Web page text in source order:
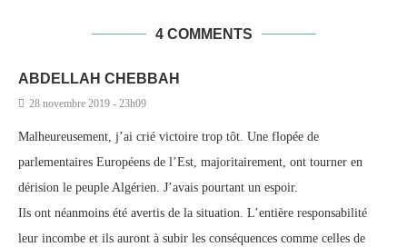
4 COMMENTS
ABDELLAH CHEBBAH
28 novembre 2019 - 23h09
Malheureusement, j’ai crié victoire trop tôt. Une flopée de
parlementaires Européens de l’Est, majoritairement, ont tourner en
dérision le peuple Algérien. J’avais pourtant un espoir.
Ils ont néanmoins été avertis de la situation. L’entière responsabilité
leur incombe et ils auront à subir les conséquences comme celles de